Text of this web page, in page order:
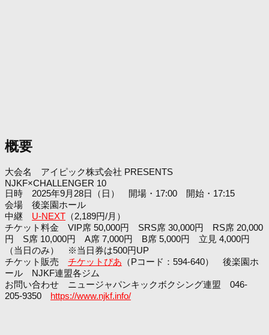
概要
大会名 アイピック株式会社 PRESENTS
NJKF×CHALLENGER 10
日時 2025年9月28日（日） 開場・17:00 開始・17:15
会場 後楽園ホール
中継 U-NEXT （2,189円/月）
チケット料金 VIP席 50,000円 SRS席 30,000円 RS席 20,000
円 S席 10,000円 A席 7,000円 B席 5,000円 立見 4,000円
（当日のみ） ※当日券は500円UP
チケット販売 チケットぴあ （Pコード：594-640） 後楽園ホ
ール NJKF連盟各ジム
お問い合わせ ニュージャパンキックボクシング連盟 046-
205-9350 https://www.njkf.info/